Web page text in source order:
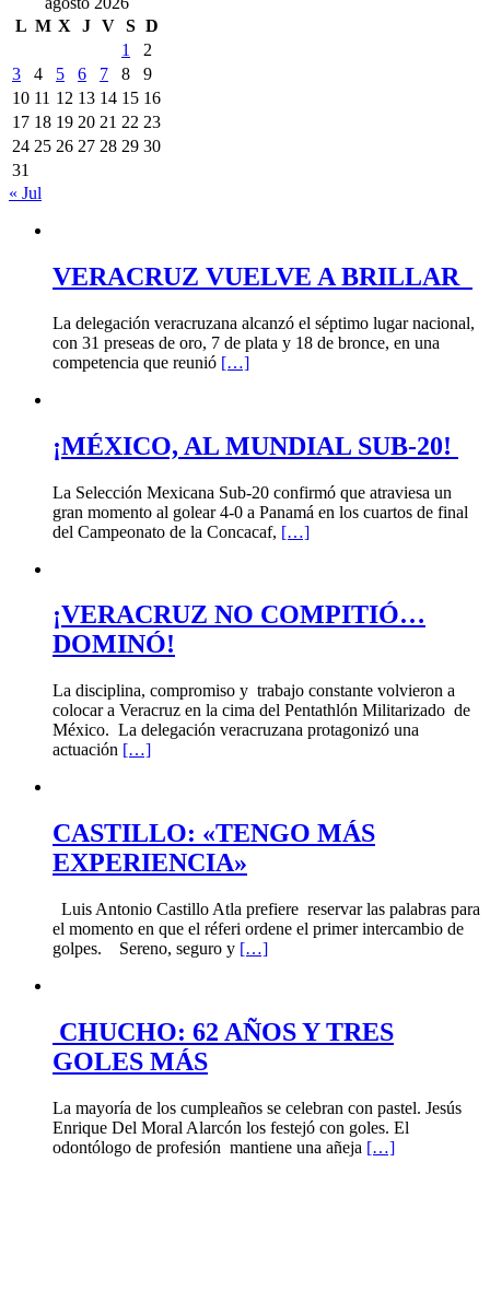
L M X J V S D
1
2
3
4 5 6 7 8
9
10 11 12 13 14 15 16
17 18 19 20 21 22 23
24 25 26 27 28 29 30
31
« Jul
VERACRUZ VUELVE A BRILLAR
La delegación veracruzana alcanzó el séptimo lugar nacional,
con 31 preseas de oro, 7 de plata y 18 de bronce, en una
competencia que reunió […]
¡MÉXICO, AL MUNDIAL SUB-20!
La Selección Mexicana Sub-20 confirmó que atraviesa un
gran momento al golear 4-0 a Panamá en los cuartos de final
del Campeonato de la Concacaf, […]
¡VERACRUZ NO COMPITIÓ…
DOMINÓ!
La disciplina, compromiso y trabajo constante volvieron a
colocar a Veracruz en la cima del Pentathlón Militarizado de
México. La delegación veracruzana protagonizó una
actuación […]
CASTILLO: «TENGO MÁS
EXPERIENCIA»
Luis Antonio Castillo Atla prefiere reservar las palabras para
el momento en que el réferi ordene el primer intercambio de
golpes. Sereno, seguro y […]
CHUCHO: 62 AÑOS Y TRES
GOLES MÁS
La mayoría de los cumpleaños se celebran con pastel. Jesús
Enrique Del Moral Alarcón los festejó con goles. El
odontólogo de profesión mantiene una añeja […]